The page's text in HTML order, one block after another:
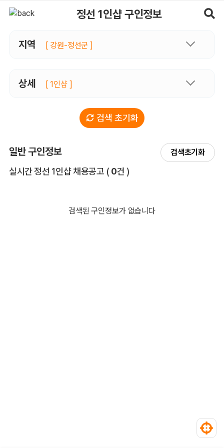
정선 1인샵 구인정보
지역 [ 강원-정선군 ]
상세 [ 1인샵 ]
검색 초기화
일반 구인정보 검색초기화
실시간 정선 1인샵 채용공고 전체 목록
( 0건 )
검색된 구인정보가 없습니다